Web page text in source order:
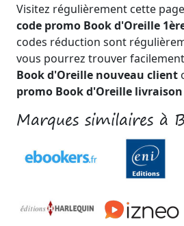
Visitez régulièrement cette
code promo Book d'Oreille
codes réduction sont
vous pourrez trouver
Book d'Oreille nouveau client
promo Book d'Oreille
Marques similaires à